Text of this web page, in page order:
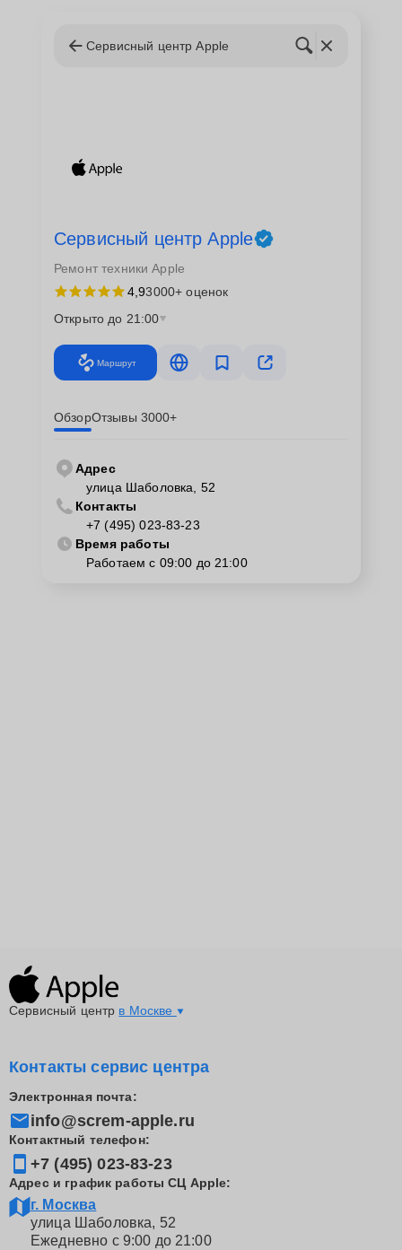
Сервисный центр Apple
Сервисный центр Apple
Ремонт техники Apple
4,93000+ оценок
Открыто до 21:00
Маршрут
ОбзорОтзывы 3000+
Адрес
улица Шаболовка, 52
Контакты
+7 (495) 023-83-23
Время работы
Работаем с 09:00 до 21:00
Сервисный центр в Москве
Контакты сервис центра
Электронная почта:
info@screm-apple.ru
Контактный телефон:
+7 (495) 023-83-23
Адрес и график работы СЦ Apple:
г. Москва
улица Шаболовка, 52
Ежедневно с 9:00 до 21:00